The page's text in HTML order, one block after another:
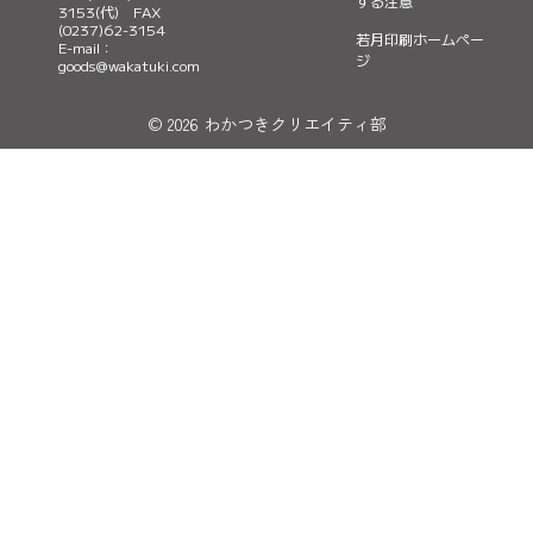
3153(代) FAX
(0237)62-3154
E-mail：
goods@wakatuki.com
若月印刷ホームペー
ジ
© 2026 わかつきクリエイティ部